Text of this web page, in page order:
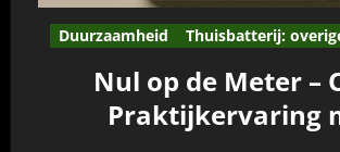
Duurzaamheid Thuisbatterij:
Nul op de Meter –
Praktijkervaring